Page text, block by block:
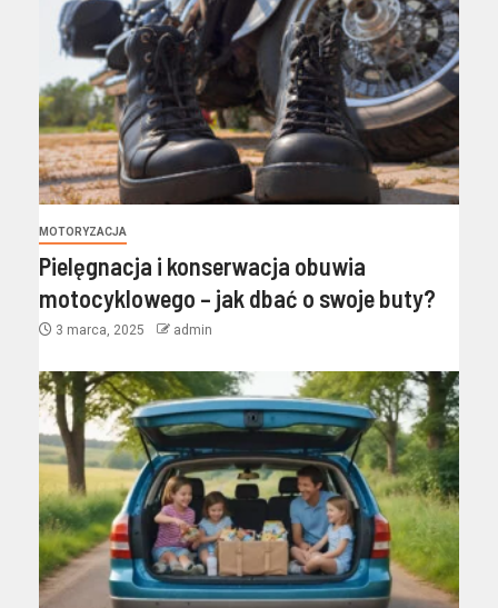
MOTORYZACJA
Pielęgnacja i konserwacja obuwia
motocyklowego – jak dbać o swoje buty?
3 marca, 2025 admin